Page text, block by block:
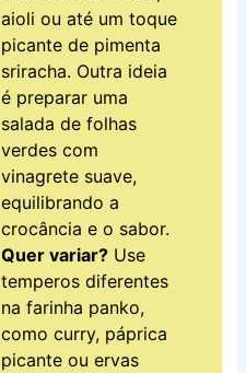
aioli ou até um toque
picante de pimenta
sriracha. Outra ideia
é preparar uma
salada de folhas
verdes com
vinagrete suave,
equilibrando a
crocância e o sabor.
Quer variar? Use
temperos diferentes
na farinha panko,
como curry, páprica
picante ou ervas